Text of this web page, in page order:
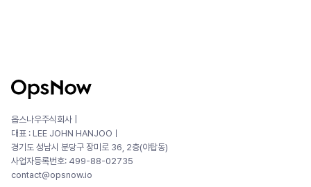
옵스나우주식회사 |
대표 : LEE JOHN HANJOOㅣ
경기도 성남시 분당구 장미로 36, 2층(야탑동)
사업자등록번호: 499-88-02735
contact@opsnow.io